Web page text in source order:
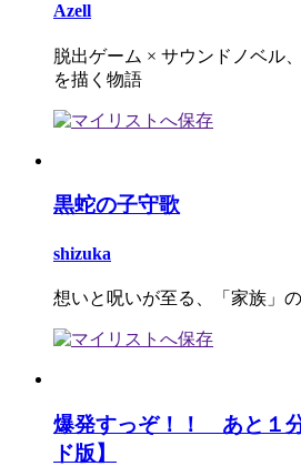
Azell
脱出ゲーム × サウンドノベル
を描く物語
黒蛇の子守歌
shizuka
想いと呪いが至る、「家族」の
爆発すっぞ！！ あと１
ド版】